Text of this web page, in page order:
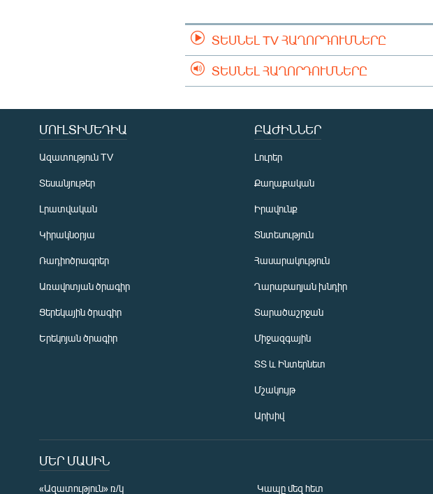
ՏԵՍՆԵԼ TV ՀԱՂՈՐԴՈՒՄՆԵՐԸ
ՏԵՍՆԵԼ ՀԱՂՈՐԴՈՒՄՆԵՐԸ
ՄՈՒԼՏԻՄԵԴԻԱ
Ազատություն TV
Տեսանյութեր
Լրատվական
Կիրակնօրյա
Ռադիոծրագրեր
Առավոտյան ծրագիր
Ցերեկային ծրագիր
Երեկոյան ծրագիր
ԲԱԺԻՆՆԵՐ
Լուրեր
Քաղաքական
Իրավունք
Տնտեսություն
Հասարակություն
Ղարաբաղյան խնդիր
Տարածաշրջան
Միջազգային
ՏՏ և Ինտերնետ
Մշակույթ
Արխիվ
ՄԵՐ ՄԱՍԻՆ
«Ազատություն» ռ/կ Կապը մեզ հետ